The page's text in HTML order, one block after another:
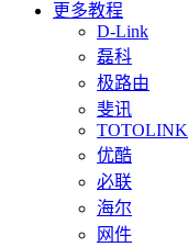
更多教程
D-Link
磊科
极路由
斐讯
TOTOLINK
优酷
必联
海尔
网件